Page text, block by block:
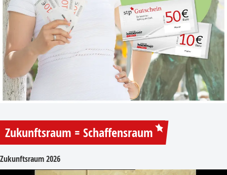
Zukunftsraum = Schaffensraum
Zukunftsraum 2026